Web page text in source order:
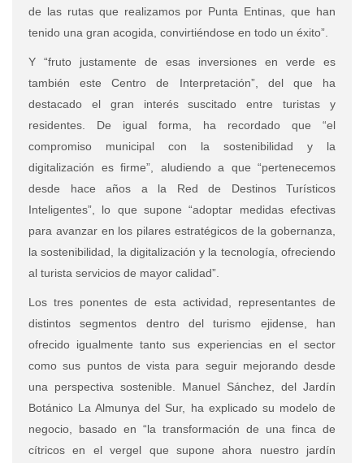
de las rutas que realizamos por Punta Entinas, que han
tenido una gran acogida, convirtiéndose en todo un éxito”.
Y “fruto justamente de esas inversiones en verde es
también este Centro de Interpretación”, del que ha
destacado el gran interés suscitado entre turistas y
residentes. De igual forma, ha recordado que “el
compromiso municipal con la sostenibilidad y la
digitalización es firme”, aludiendo a que “pertenecemos
desde hace años a la Red de Destinos Turísticos
Inteligentes”, lo que supone “adoptar medidas efectivas
para avanzar en los pilares estratégicos de la gobernanza,
la sostenibilidad, la digitalización y la tecnología, ofreciendo
al turista servicios de mayor calidad”.
Los tres ponentes de esta actividad, representantes de
distintos segmentos dentro del turismo ejidense, han
ofrecido igualmente tanto sus experiencias en el sector
como sus puntos de vista para seguir mejorando desde
una perspectiva sostenible. Manuel Sánchez, del Jardín
Botánico La Almunya del Sur, ha explicado su modelo de
negocio, basado en “la transformación de una finca de
cítricos en el vergel que supone ahora nuestro jardín